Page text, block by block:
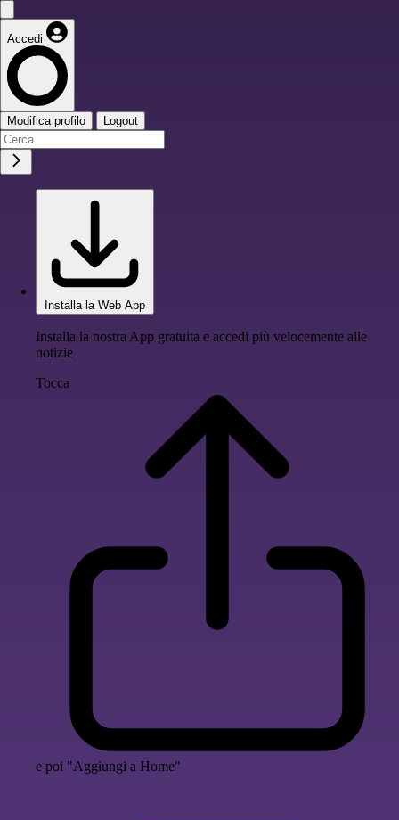
Accedi
Modifica profilo Logout
Installa la Web App
Installa la nostra App gratuita e accedi più velocemente alle
notizie
Tocca
e poi "Aggiungi a Home"